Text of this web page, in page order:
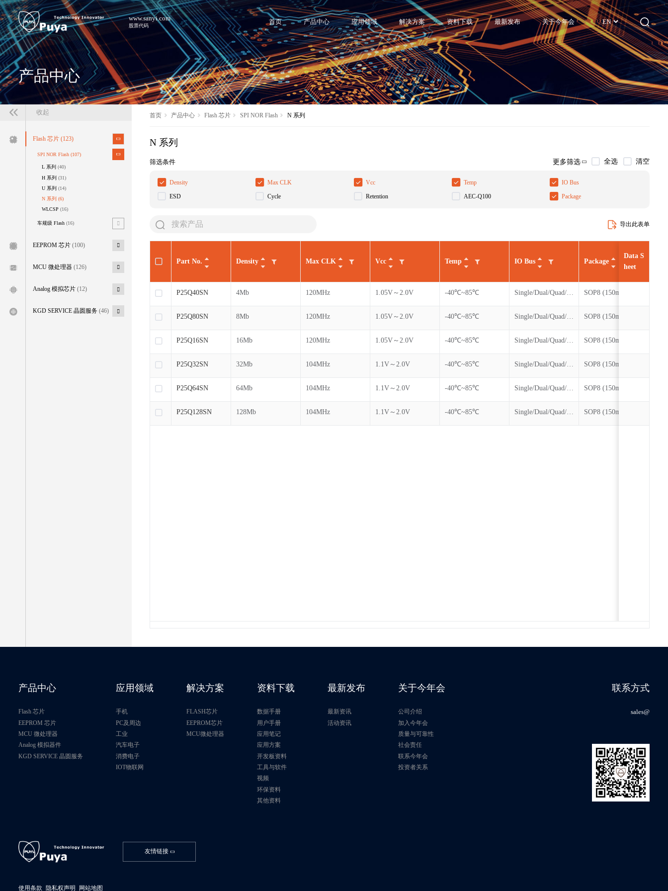
www.sanyi.com
股票代码
首页 产品中心 应用领域 解决方案 资料下载 最新发布 关于今年会 EN
产品中心
收起
Flash 芯片(123)
SPI NOR Flash (107)
L 系列 (40)
H 系列 (31)
U 系列 (14)
N 系列 (6)
WLCSP (16)
车规级 Flash (16)
EEPROM 芯片(100)
MCU 微处理器(126)
Analog 模拟芯片(12)
KGD SERVICE 晶圆服务(46)
首页 产品中心 Flash 芯片 SPI NOR Flash N 系列
N 系列
筛选条件 更多筛选 全选 清空
Density Max CLK Vcc Temp IO Bus
ESD Cycle Retention AEC-Q100 Package
导出此表单
Density Max CLK Vcc Temp IO Bus Package
4Mb 120MHz 1.05V～2.0V -40℃~85℃ Single/Dual/Quad/QPI/DTRSOP8 (150mil),SOP8
8Mb 120MHz 1.05V～2.0V -40℃~85℃ Single/Dual/Quad/QPI/DTRSOP8 (150mil),SOP8
16Mb 120MHz 1.05V～2.0V -40℃~85℃ Single/Dual/Quad/QPI/DTRSOP8 (150mil),SOP8
32Mb 104MHz 1.1V～2.0V -40℃~85℃ Single/Dual/Quad/QPI/DTRSOP8 (150mil),SOP8
64Mb 104MHz 1.1V～2.0V -40℃~85℃ Single/Dual/Quad/QPI/DTRSOP8 (150mil),SOP8
128Mb 104MHz 1.1V～2.0V -40℃~85℃ Single/Dual/Quad/QPI/DTRSOP8 (150mil),SOP8
Part No.
P25Q40SN
P25Q80SN
P25Q16SN
P25Q32SN
P25Q64SN
P25Q128SN
Data S
heet
产品中心
Flash 芯片
EEPROM 芯片
MCU 微处理器
Analog 模拟器件
KGD SERVICE 晶圆服务
应用领域
手机
PC及周边
工业
汽车电子
消费电子
IOT物联网
解决方案
FLASH芯片
EEPROM芯片
MCU微处理器
资料下载
数据手册
用户手册
应用笔记
应用方案
开发板资料
工具与软件
视频
环保资料
其他资料
最新发布
最新资讯
活动资讯
关于今年会
公司介绍
加入今年会
质量与可靠性
社会责任
联系今年会
投资者关系
联系方式
sales@
友情链接
使用条款 隐私权声明 网站地图